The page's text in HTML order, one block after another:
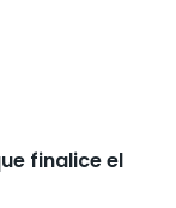
finalice el